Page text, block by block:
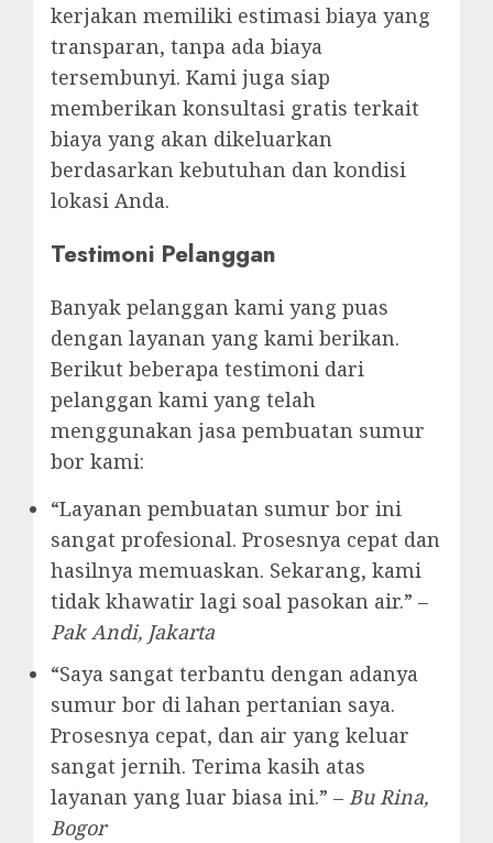
kerjakan memiliki estimasi biaya yang
transparan, tanpa ada biaya
tersembunyi. Kami juga siap
memberikan konsultasi gratis terkait
biaya yang akan dikeluarkan
berdasarkan kebutuhan dan kondisi
lokasi Anda.
Testimoni Pelanggan
Banyak pelanggan kami yang puas
dengan layanan yang kami berikan.
Berikut beberapa testimoni dari
pelanggan kami yang telah
menggunakan jasa pembuatan sumur
bor kami:
“Layanan pembuatan sumur bor ini
sangat profesional. Prosesnya cepat dan
hasilnya memuaskan. Sekarang, kami
tidak khawatir lagi soal pasokan air.” –
Pak Andi, Jakarta
“Saya sangat terbantu dengan adanya
sumur bor di lahan pertanian saya.
Prosesnya cepat, dan air yang keluar
sangat jernih. Terima kasih atas
layanan yang luar biasa ini.” – Bu Rina,
Bogor